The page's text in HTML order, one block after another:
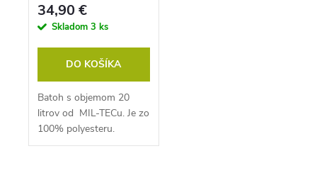
34,90 €
Skladom 3 ks
DO KOŠÍKA
Batoh s objemom 20
litrov od MIL-TECu. Je zo
100% polyesteru.
Vhodný na výlety do